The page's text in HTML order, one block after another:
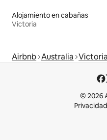
Alojamiento en cabañas
Victoria
Airbnb Australia Victoria
© 2026
Privacidad